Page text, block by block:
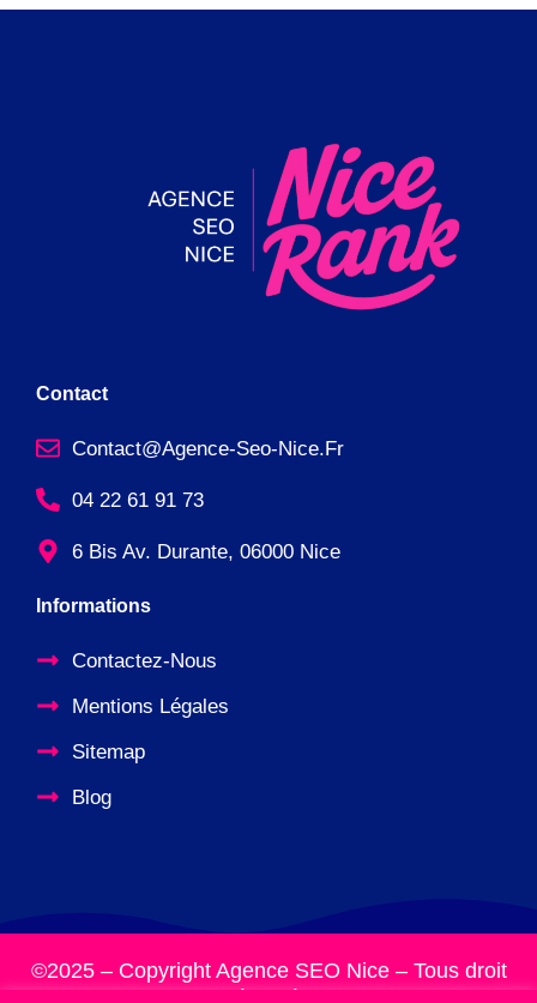
Contact
Contact@agence-Seo-Nice.fr
04 22 61 91 73
6 Bis Av. Durante, 06000 Nice
Informations
Contactez-Nous
Mentions Légales
Sitemap
Blog
©2025 – Copyright Agence SEO Nice – Tous droit
réservés